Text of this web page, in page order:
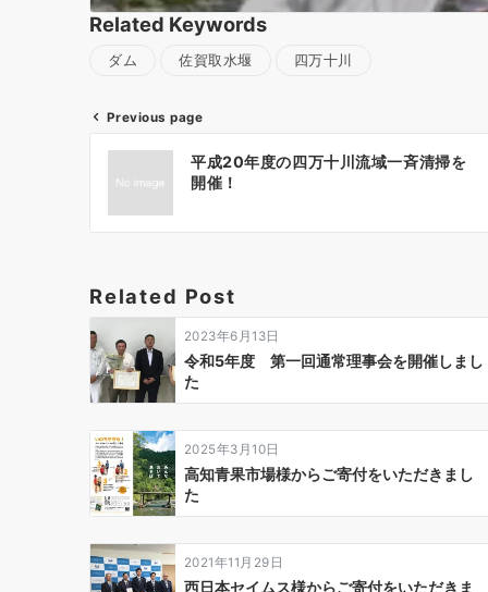
Related Keywords
ダム 佐賀取水堰 四万十川
投
ビ
シ
ョ
ン
Previous page
平成20年度の四万十川流域一斉清掃を
開催！
Related Post
2023年6月13日
令和5年度 第一回通常理事会を開催しまし
た
2025年3月10日
高知青果市場様からご寄付をいただきまし
た
2021年11月29日
西日本セイムス様からご寄付をいただきま